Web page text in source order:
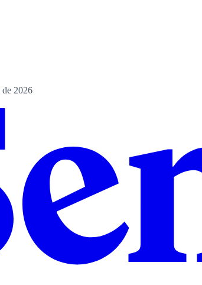
de 2026